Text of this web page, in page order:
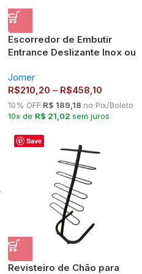
Escorredor de Embutir
Entrance Deslizante Inox ou
77cm | Jomer
Jomer
R$210,20 – R$458,10
10% OFF R$ 189,18 no Pix/Boleto
10x de R$ 21,02 sem juros
Save
Revisteiro de Chão para